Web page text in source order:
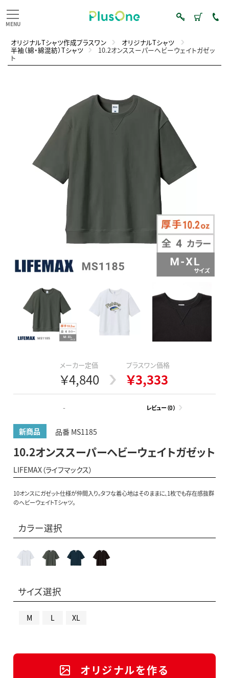
オリジナルTシャツ作成プラスワン オリジナルTシャツ
半袖（綿・綿混紡）Tシャツ 10.2オンススーパーヘビーウェイトガゼッ
ト
メーカー定価
￥4,840
プラスワン価格
￥3,333
- レビュー（0）
新商品 品番 MS1185
10.2オンススーパーヘビーウェイトガゼット
LIFEMAX（ライフマックス）
10オンスにガゼット仕様が仲間入り。タフな着心地はそのままに、1枚でも存在感抜群
のヘビーウェイトTシャツ。
カラー選択
サイズ選択
M L XL
オリジナルを作る